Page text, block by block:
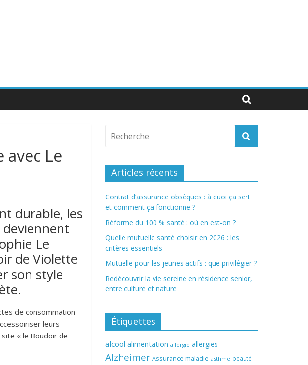
Le
durable, les
deviennent
Le
de Violette
son style
de consommation
leurs
« le Boudoir de
Articles récents
Contrat d’assurance obsèques : à quoi ça sert
et comment ça fonctionne ?
Réforme du 100 % santé : où en est-on ?
Quelle mutuelle santé choisir en 2026 : les
critères essentiels
Mutuelle pour les jeunes actifs : que privilégier ?
Redécouvrir la vie sereine en résidence senior,
entre culture et nature
Étiquettes
alcool alimentation allergie allergies
Alzheimer Assurance-maladie asthme beauté